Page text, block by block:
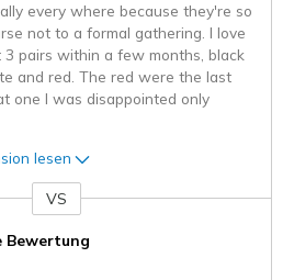
every where because they're so
not to a formal gathering. I love
3 pairs within a few months, black
and red. The red were the last
one I was disappointed only
lesen
VS
Bewertung